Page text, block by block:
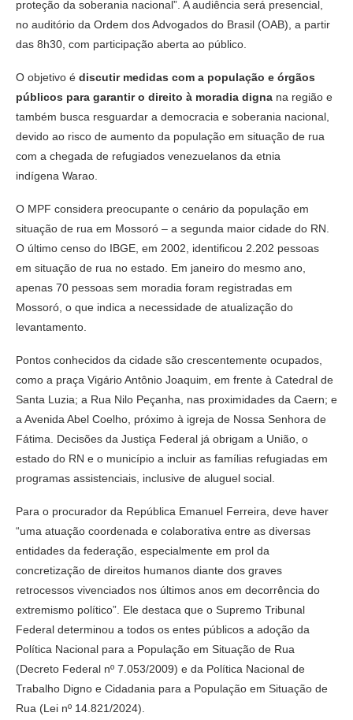
proteção da soberania nacional”. A audiência será presencial,
no auditório da Ordem dos Advogados do Brasil (OAB), a partir
das 8h30, com participação aberta ao público.
O objetivo é discutir medidas com a população e órgãos
públicos para garantir o direito à moradia digna na região e
também busca resguardar a democracia e soberania nacional,
devido ao risco de aumento da população em situação de rua
com a chegada de refugiados venezuelanos da etnia
indígena Warao.
O MPF considera preocupante o cenário da população em
situação de rua em Mossoró – a segunda maior cidade do RN.
O último censo do IBGE, em 2002, identificou 2.202 pessoas
em situação de rua no estado. Em janeiro do mesmo ano,
apenas 70 pessoas sem moradia foram registradas em
Mossoró, o que indica a necessidade de atualização do
levantamento.
Pontos conhecidos da cidade são crescentemente ocupados,
como a praça Vigário Antônio Joaquim, em frente à Catedral de
Santa Luzia; a Rua Nilo Peçanha, nas proximidades da Caern; e
a Avenida Abel Coelho, próximo à igreja de Nossa Senhora de
Fátima. Decisões da Justiça Federal já obrigam a União, o
estado do RN e o município a incluir as famílias refugiadas em
programas assistenciais, inclusive de aluguel social.
Para o procurador da República Emanuel Ferreira, deve haver
“uma atuação coordenada e colaborativa entre as diversas
entidades da federação, especialmente em prol da
concretização de direitos humanos diante dos graves
retrocessos vivenciados nos últimos anos em decorrência do
extremismo político”. Ele destaca que o Supremo Tribunal
Federal determinou a todos os entes públicos a adoção da
Política Nacional para a População em Situação de Rua
(Decreto Federal nº 7.053/2009) e da Política Nacional de
Trabalho Digno e Cidadania para a População em Situação de
Rua (Lei nº 14.821/2024).